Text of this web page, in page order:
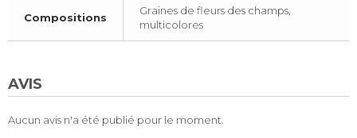
Compositions
Graines de fleurs des champs,
multicolores
AVIS
Aucun avis n'a été publié pour le moment.